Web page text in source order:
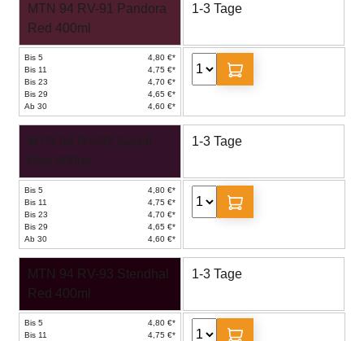
MTN 94 RV-91 Pandora
Red 400ml
1-3 Tage
Bis 5
4,80 €*
Bis 11
4,75 €*
Bis 23
4,70 €*
Bis 29
4,65 €*
Ab 30
4,60 €*
1-3 Tage
Bis 5
4,80 €*
Bis 11
4,75 €*
Bis 23
4,70 €*
Bis 29
4,65 €*
Ab 30
4,60 €*
MTN 94 RV-93 Stendhal
Red 400ml
1-3 Tage
Bis 5
4,80 €*
Bis 11
4,75 €*